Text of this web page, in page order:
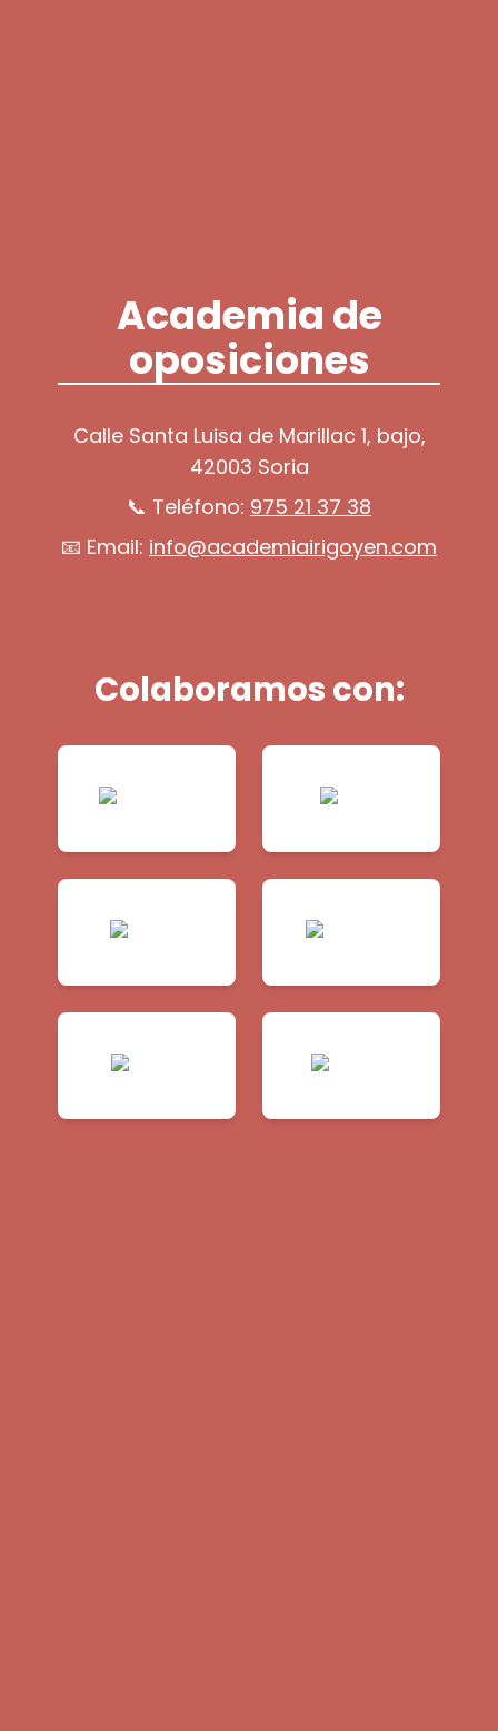
Academia de
oposiciones
Calle Santa Luisa de Marillac 1, bajo,
42003 Soria
📞 Teléfono: 975 21 37 38
📧 Email: info@academiairigoyen.com
Colaboramos con: